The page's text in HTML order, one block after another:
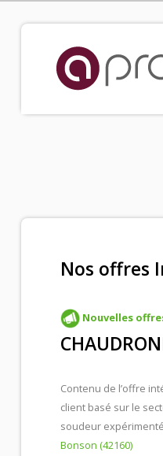
Accueil
Aprojob ?
Salariés Aprojob
Nos offres
Nouvelles
Contenu de l’offre
client basé sur le
soudeur
Bonson (42160)